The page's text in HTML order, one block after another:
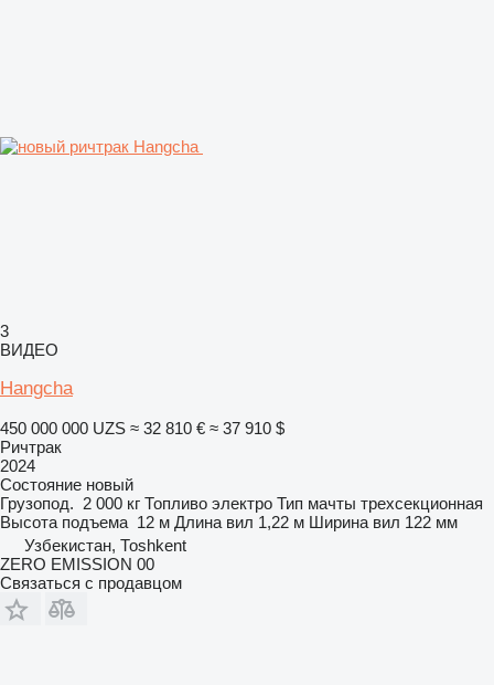
3
ВИДЕО
Hangcha
450 000 000 UZS ≈ 32 810 € ≈ 37 910 $
Ричтрак
2024
Состояние новый
Грузопод. 2 000 кг Топливо электро Тип мачты трехсекционная
Высота подъема 12 м Длина вил 1,22 м Ширина вил 122 мм
Узбекистан, Тоshkent
ZERO EMISSION 00
Связаться с продавцом